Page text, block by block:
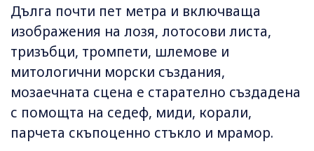
Дълга почти пет метра и включваща
изображения на лозя, лотосови листа,
тризъбци, тромпети, шлемове и
митологични морски създания,
мозаечната сцена е старателно създадена
с помощта на седеф, миди, корали,
парчета скъпоценно стъкло и мрамор.